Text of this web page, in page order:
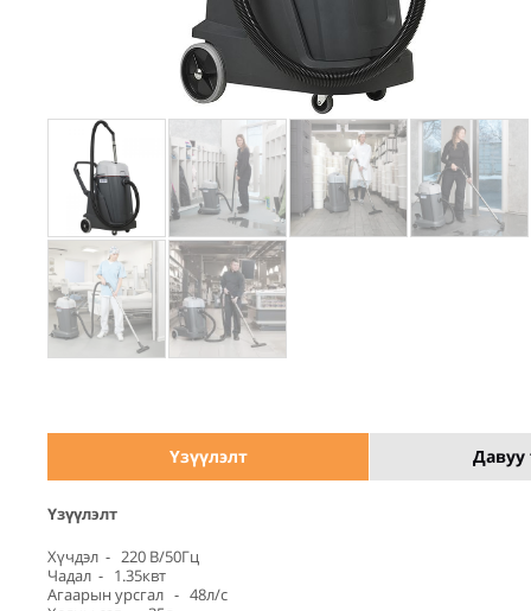
Үзүүлэлт Давуу
Үзүүлэлт
Хүчдэл - 220 B/50Гц
Чадал - 1.35квт
Агаарын урсгал - 48л/с